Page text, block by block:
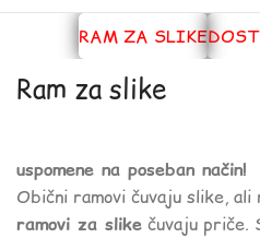
RAM ZA SLIKE
Ram za slike
uspomene na poseban način!
Obični ramovi čuvaju slike, ali
ramovi za slike čuvaju priče.